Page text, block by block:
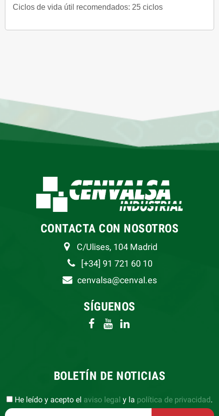
Ciclos de vida útil recomendados: 25 ciclos
CONTACTA CON NOSOTROS
C/Ulises, 104 Madrid
[+34] 91 721 60 10
cenvalsa@cenval.es
SÍGUENOS
BOLETÍN DE NOTICIAS
He leído y acepto el aviso legal y la política de privacidad.